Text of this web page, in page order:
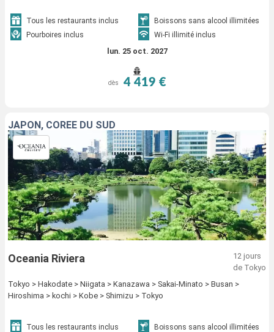
Tous les restaurants inclus
Boissons sans alcool illimitées
Pourboires inclus
Wi-Fi illimité inclus
lun. 25 oct. 2027
dès 4 419 €
JAPON, CORÉE DU SUD
Oceania Riviera
12 jours
de Tokyo
Tokyo > Hakodate > Niigata > Kanazawa > Sakai-Minato > Busan >
Hiroshima > kochi > Kobe > Shimizu > Tokyo
Tous les restaurants inclus
Boissons sans alcool illimitées